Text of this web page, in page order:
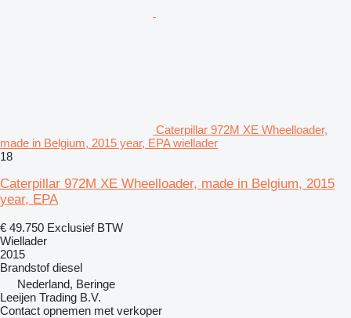
Caterpillar 972M XE Wheelloader,
made in Belgium, 2015 year, EPA wiellader
18
Caterpillar 972M XE Wheelloader, made in Belgium, 2015
year, EPA
€ 49.750 Exclusief BTW
Wiellader
2015
Brandstof diesel
Nederland, Beringe
Leeijen Trading B.V.
Contact opnemen met verkoper